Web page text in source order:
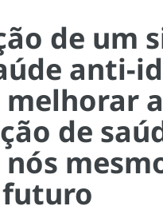
de um
anti-
melhorar a
de